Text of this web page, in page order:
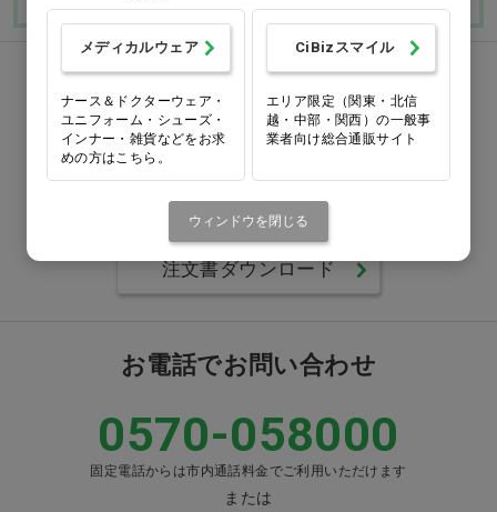
FAXでのご注文
0120-418-167
番号をよくお確かめのうえ、
お間違いのないようお願いいたします
注文書ダウンロード
お電話でお問い合わせ
0570-058000
固定電話からは市内通話料金でご利用いただけます
または
メディカルウェア
ナース＆ドクターウェア・
ユニフォーム・シューズ・
インナー・雑貨などをお求
めの方はこちら。
CiBizスマイル
エリア限定（関東・北信
越・中部・関西）の一般事
業者向け総合通販サイト
ウィンドウを閉じる